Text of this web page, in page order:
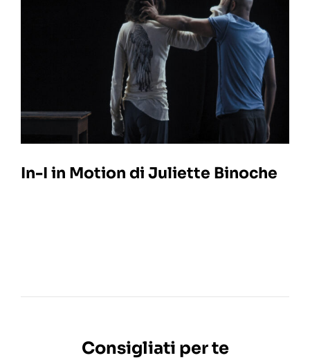
In-I in Motion di Juliette Binoche
Consigliati per te